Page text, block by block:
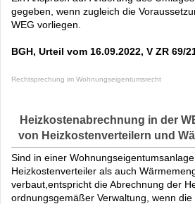
gegeben, wenn zugleich die
WEG vorliegen.
BGH, Urteil vom 16.09.2022, V ZR 69/
Rechtsprechung im Wohnungseigentumsrecht
Heizkostenabrechnung in der
von Heizkostenverteilern und
Sind in einer
Heizkostenverteiler als auch
verbaut,entspricht die Abrechnung der
ordnungsgemäßer Verwaltung, wenn